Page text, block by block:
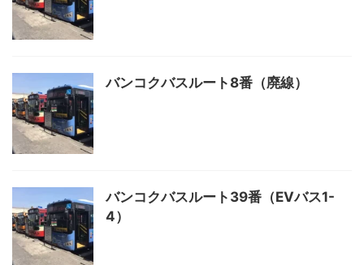
バンコクバスルート8番（廃線）
バンコクバスルート39番（EVバス1-
4）